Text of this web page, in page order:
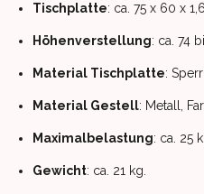
Tischplatte: ca. 75 x 60 x
Höhenverstellung: ca. 74
Material Tischplatte:
Material Gestell: Metall,
Maximalbelastung: ca. 25
Gewicht: ca. 21 kg.